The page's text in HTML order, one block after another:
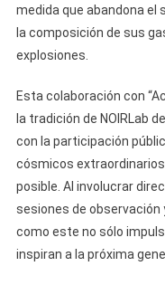
medida que abandona
la composición de sus
explosiones.
Esta colaboración con
la tradición de NOIRLab
con la participación
cósmicos
posible. Al involucrar
sesiones de observación
como este no sólo
inspiran a la próxima